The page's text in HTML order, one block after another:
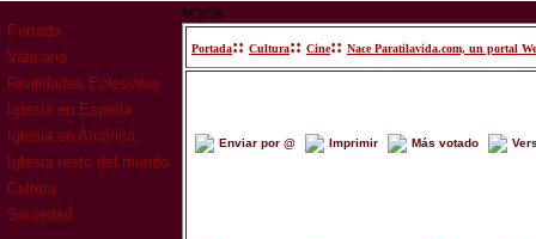
Portada
Vaticano
Realidades Eclesiales
Iglesia en España
Iglesia en América
Iglesia resto del mundo
Cultura
Sociedad
www
Portada:: Cultura:: Cine:: Nace Paratilavida.com, un portal
Enviar por @ Imprimir Más votado